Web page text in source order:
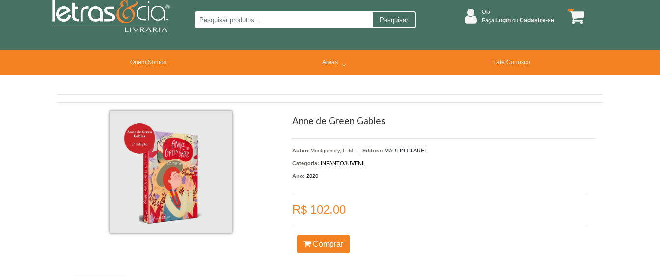
Pesquisar
Olá!
Faça Login ou Cadastre-se
Quem Somos Areas Fale Conosco
Anne de Green Gables
Autor: Montgomery, L. M. | Editora: MARTIN CLARET
Categoria: INFANTOJUVENIL
Ano: 2020
R$ 102,00
Comprar